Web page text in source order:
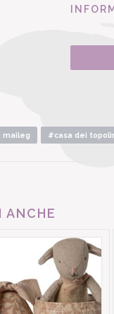
maileg #casa dei
ANCHE